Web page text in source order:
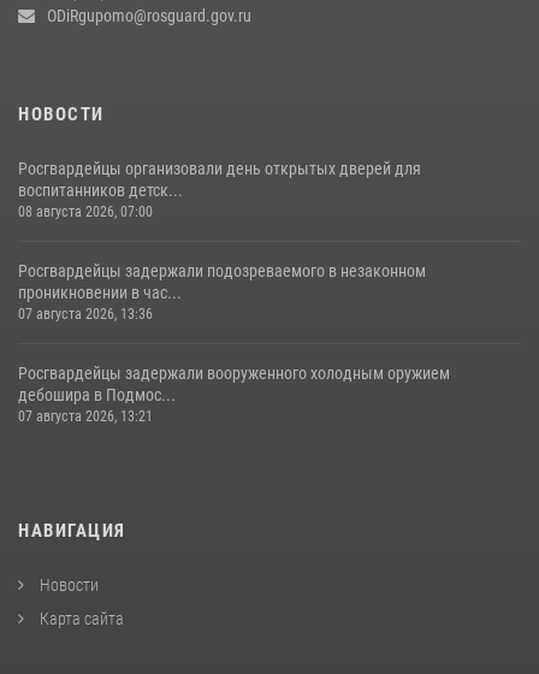
ODiRgupomo@rosguard.gov.ru
НОВОСТИ
Росгвардейцы организовали день открытых дверей для
воспитанников детск...
08 августа 2026, 07:00
Росгвардейцы задержали подозреваемого в незаконном
проникновении в час...
07 августа 2026, 13:36
Росгвардейцы задержали вооруженного холодным оружием
дебошира в Подмос...
07 августа 2026, 13:21
НАВИГАЦИЯ
Новости
Карта сайта